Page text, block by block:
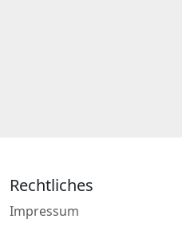
Rechtliches
Impressum